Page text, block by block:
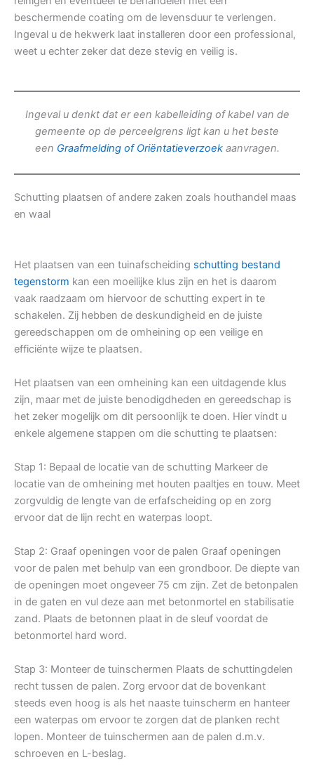
beschermende coating om de levensduur te verlengen.
Ingeval u de hekwerk laat installeren door een professional,
weet u echter zeker dat deze stevig en veilig is.
Ingeval u denkt dat er een kabelleiding of kabel van de
gemeente op de perceelgrens ligt kan u het beste
een Graafmelding of Oriëntatieverzoekaanvragen.
Schutting plaatsen of andere zaken zoals houthandel maas
en waal
Het plaatsen van een tuinafscheiding schutting bestand
tegenstorm kan een moeilijke klus zijn en het is daarom
vaak raadzaam om hiervoor de schutting expert in te
schakelen. Zij hebben de deskundigheid en de juiste
gereedschappen om de omheining op een veilige en
efficiënte wijze te plaatsen.
Het plaatsen van een omheining kan een uitdagende klus
zijn, maar met de juiste benodigdheden en gereedschap is
het zeker mogelijk om dit persoonlijk te doen. Hier vindt u
enkele algemene stappen om die schutting te plaatsen:
Stap 1: Bepaal de locatie van de schutting Markeer de
locatie van de omheining met houten paaltjes en touw. Meet
zorgvuldig de lengte van de erfafscheiding op en zorg
ervoor dat de lijn recht en waterpas loopt.
Stap 2: Graaf openingen voor de palen Graaf openingen
voor de palen met behulp van een grondboor. De diepte van
de openingen moet ongeveer 75 cm zijn. Zet de betonpalen
in de gaten en vul deze aan met betonmortel en stabilisatie
zand. Plaats de betonnen plaat in de sleuf voordat de
betonmortel hard word.
Stap 3: Monteer de tuinschermen Plaats de schuttingdelen
recht tussen de palen. Zorg ervoor dat de bovenkant
steeds even hoog is als het naaste tuinscherm en hanteer
een waterpas om ervoor te zorgen dat de planken recht
lopen. Monteer de tuinschermen aan de palen d.m.v.
schroeven en L-beslag.